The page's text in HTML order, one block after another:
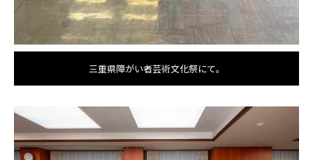
三重県障がい者芸術文化祭にて。